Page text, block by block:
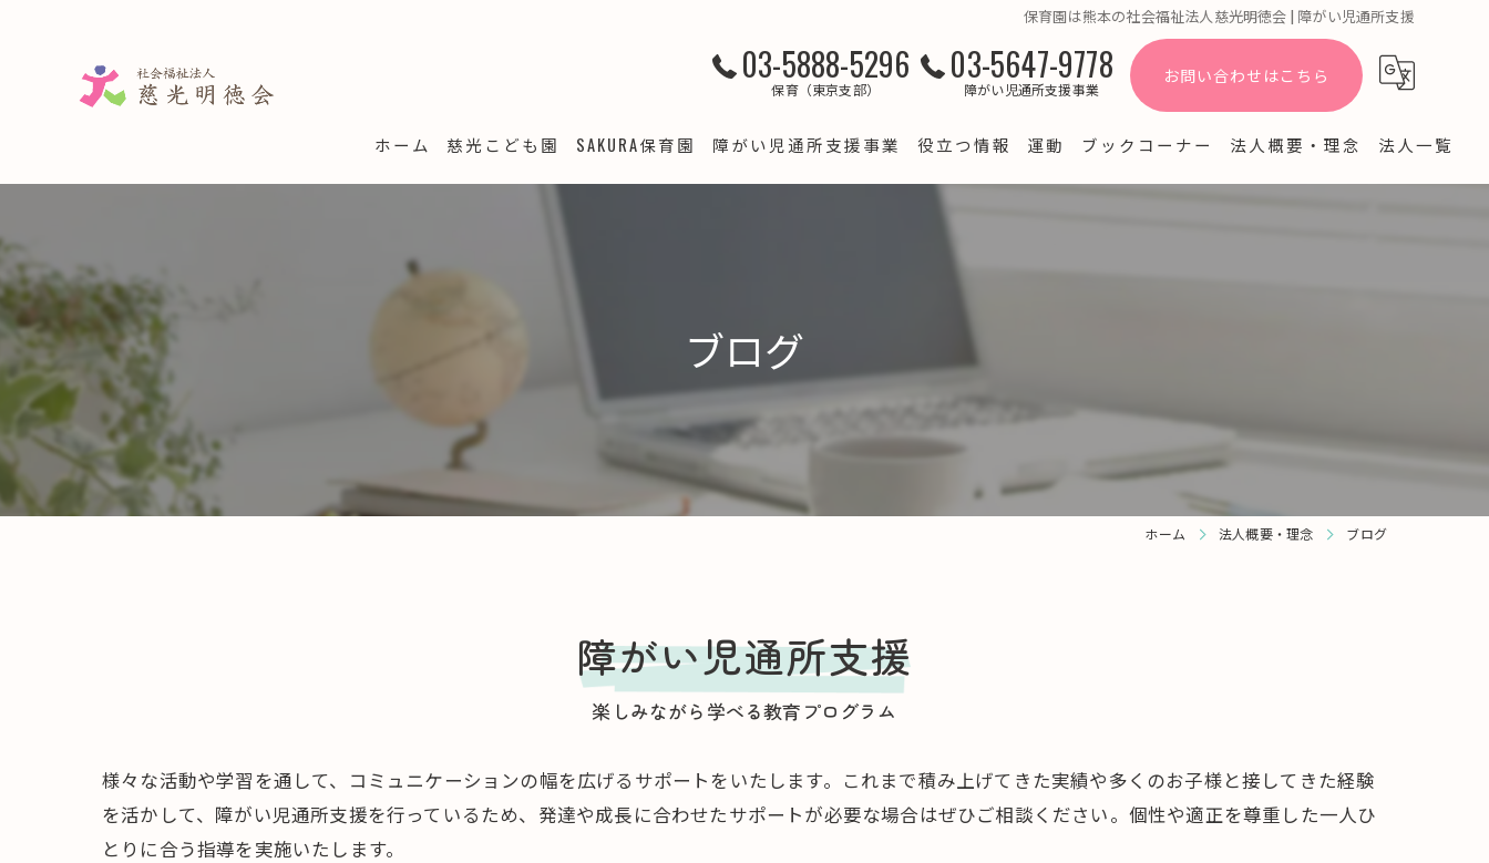
保育園は熊本の社会福祉法人慈光明徳会 | 障がい児通所支援
03-5888-5296
保育（東京支部）
03-5647-9778
障がい児通所支援事業
お問い合わせはこちら
ホーム 慈光こども園 SAKURA保育園
ＳＡＫＵＲＡ保育園西新井 スクワク報告書
SAKURA保育園 竹の塚
すくわくプログラム 報告
SAKURA保育園 千川
ＳＡＫＵＲＡ保育園谷在家 スクワク報告書
障がい児通所支援事業
LSJ梅島
役立つ情報 運動 ブックコーナー 法人概要・理念 法人一覧
ブログ
ホーム 法人概要・理念 ブログ
障がい児通所支援
楽しみながら学べる教育プログラム
様々な活動や学習を通して、コミュニケーションの幅を広げるサポートをいたします。これまで積み上げてきた実績や多くのお子様と接してきた経験
を活かして、障がい児通所支援を行っているため、発達や成長に合わせたサポートが必要な場合はぜひご相談ください。個性や適正を尊重した一人ひ
とりに合う指導を実施いたします。